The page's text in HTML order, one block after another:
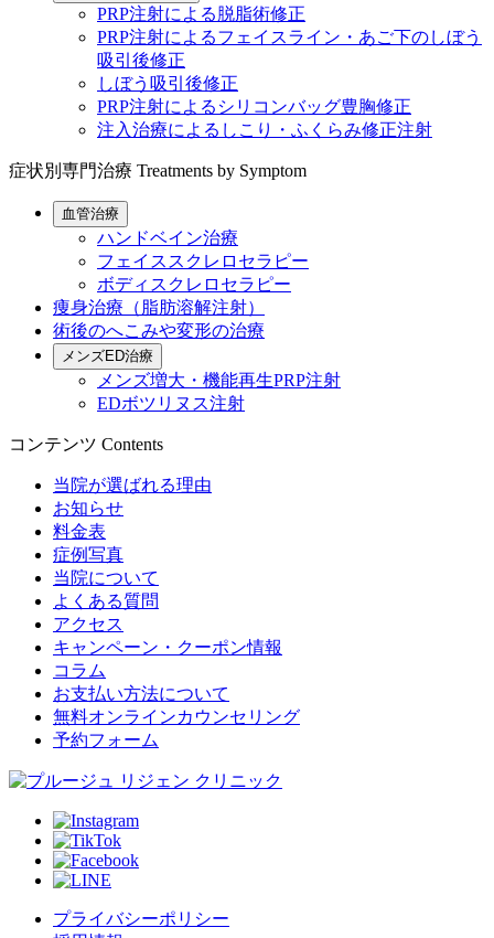
PRP注射による脱脂術修正
PRP注射によるフェイスライン・あご下のしぼう
吸引後修正
しぼう吸引後修正
PRP注射によるシリコンバッグ豊胸修正
注入治療によるしこり・ふくらみ修正注射
症状別専門治療 Treatments by Symptom
血管治療
ハンドベイン治療
フェイススクレロセラピー
ボディスクレロセラピー
痩身治療（脂肪溶解注射）
術後のへこみや変形の治療
メンズED治療
メンズ増大・機能再生PRP注射
EDボツリヌス注射
コンテンツ Contents
当院が選ばれる理由
お知らせ
料金表
症例写真
当院について
よくある質問
アクセス
キャンペーン・クーポン情報
コラム
お支払い方法について
無料オンラインカウンセリング
予約フォーム
プライバシーポリシー